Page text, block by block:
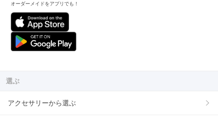
オーダーメイドをアプリでも！
選ぶ
アクセサリーから選ぶ